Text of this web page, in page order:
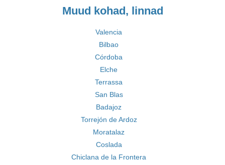
Muud kohad, linnad
Valencia
Bilbao
Córdoba
Elche
Terrassa
San Blas
Badajoz
Torrejón de Ardoz
Moratalaz
Coslada
Chiclana de la Frontera